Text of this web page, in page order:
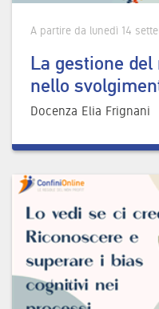
A partire da lunedì 14
La gestione
nello
Docenza Elia Frignani